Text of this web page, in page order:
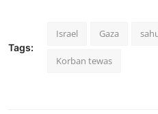
Tags:
Israel Gaza
Korban tewas